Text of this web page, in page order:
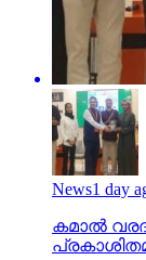
News1 day
കമാൽ